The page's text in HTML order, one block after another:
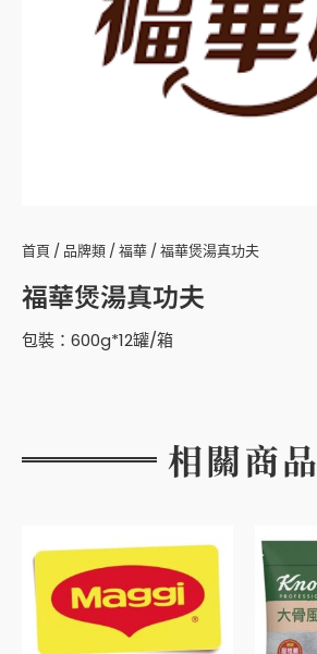
首頁 / 品牌類 / 福華 / 福華煲湯真功夫
福華煲湯真功夫
包裝：600g*12罐/箱
相關商品